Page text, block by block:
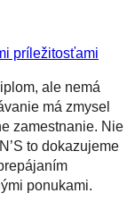
príležitosťami
ale nemá
má zmysel
zamestnanie. Nie
to dokazujeme
ponukami.